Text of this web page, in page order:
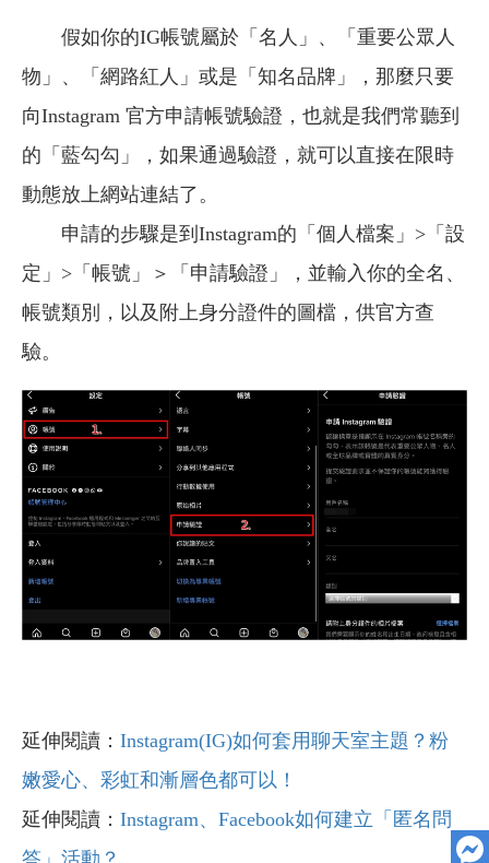
假如你的IG帳號屬於「名人」、「重要公眾人
物」、「網路紅人」或是「知名品牌」，那麼只要
向Instagram 官方申請帳號驗證，也就是我們常聽到
的「藍勾勾」，如果通過驗證，就可以直接在限時
動態放上網站連結了。
申請的步驟是到Instagram的「個人檔案」>「設
定」>「帳號」＞「申請驗證」，並輸入你的全名、
帳號類別，以及附上身分證件的圖檔，供官方查
驗。
延伸閱讀： Instagram(IG)如何套用聊天室主題？粉
嫩愛心、彩虹和漸層色都可以！
延伸閱讀： Instagram、Facebook如何建立「匿名問